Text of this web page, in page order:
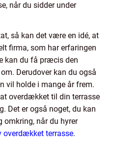
når du sidder under
så kan det være en idé, at
firma, som har erfaringen
kan du få præcis den
Derudover kan du også
vil holde i mange år frem.
overdækket til din terrasse
Det er også noget, du kan
omkring, når du hyrer
overdækket terrasse.